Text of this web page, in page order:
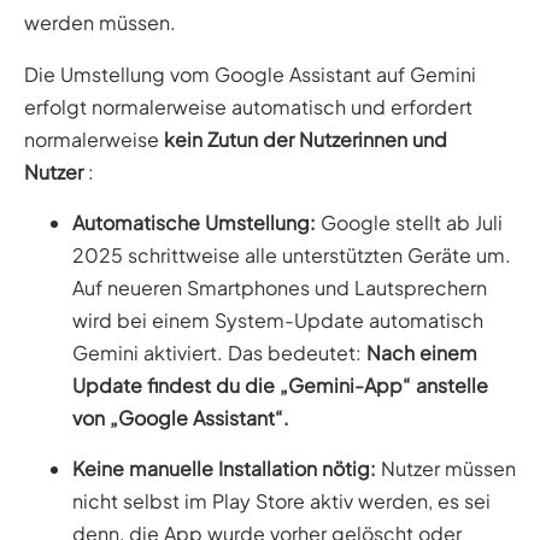
werden müssen.
Die Umstellung vom Google Assistant auf Gemini
erfolgt normalerweise automatisch und erfordert
normalerweise kein Zutun der Nutzerinnen und
Nutzer:
Automatische Umstellung: Google stellt ab Juli
2025 schrittweise alle unterstützten Geräte um.
Auf neueren Smartphones und Lautsprechern
wird bei einem System-Update automatisch
Gemini aktiviert. Das bedeutet: Nach einem
Update findest du die „Gemini-App“ anstelle
von „Google Assistant“.
Keine manuelle Installation nötig: Nutzer müssen
nicht selbst im Play Store aktiv werden, es sei
denn, die App wurde vorher gelöscht oder